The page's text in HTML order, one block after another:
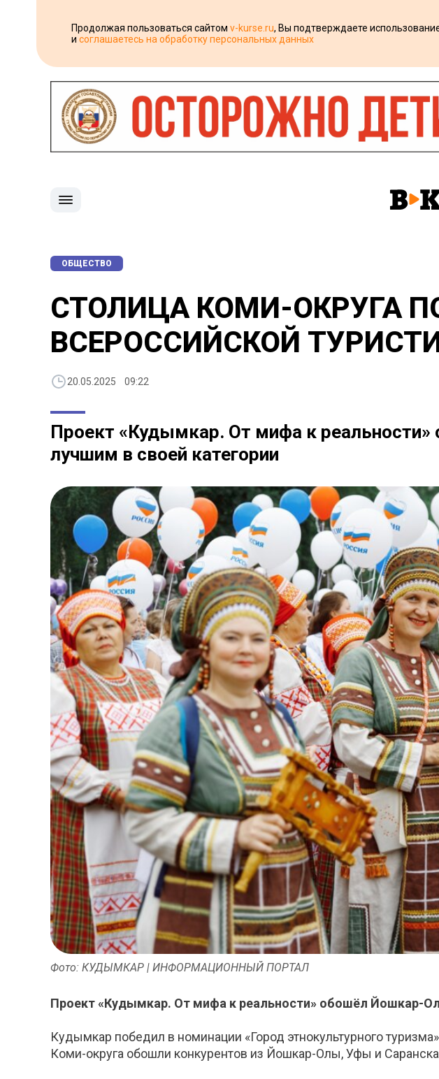
Продолжая пользоваться сайтом v-kurse.ru, Вы подтверждаете
и соглашаетесь на обработку персональных данных
ОБЩЕСТВО
СТОЛИЦА КОМИ-ОКРУГА
ВСЕРОССИЙСКОЙ
20.05.2025 09:22
Проект «Кудымкар. От мифа к
лучшим в своей категории
Фото: КУДЫМКАР | ИНФОРМАЦИОННЫЙ ПОРТАЛ
Проект «Кудымкар. От мифа к реальности» обошёл Йошкар-
Кудымкар победил в номинации «Город этнокультурного
Коми-округа обошли конкурентов из Йошкар-Олы, Уфы и